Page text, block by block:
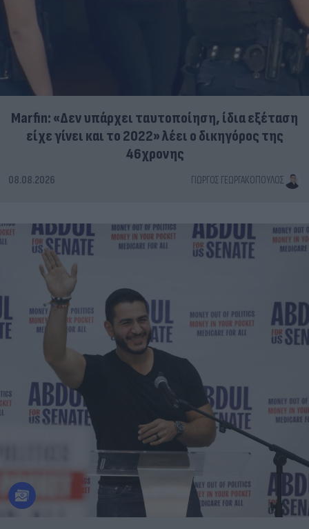
Marfin: «Δεν υπάρχει ταυτοποίηση, ίδια εξέταση
είχε γίνει και το 2022» λέει ο δικηγόρος της
46χρονης
08.08.2026 ΓΙΏΡΓΟΣ ΓΕΩΡΓΑΚΌΠΟΥΛΟΣ